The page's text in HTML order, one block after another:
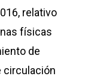
relativo
físicas
de
circulación